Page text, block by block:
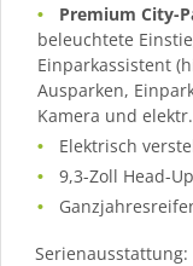
Premium City-
beleuchtete
Einparkassistent
Ausparken,
Kamera und
Elektrisch
9,3-Zoll Head-
Serienausstattung: